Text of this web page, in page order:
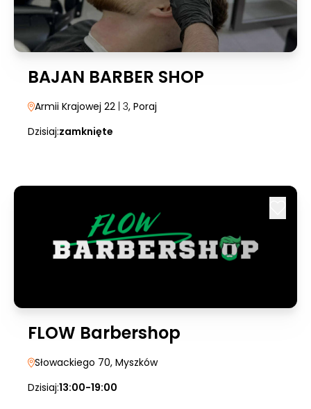
BAJAN BARBER SHOP
Armii Krajowej 22 | 3, Poraj
Dzisiaj:zamknięte
FLOW Barbershop
Słowackiego 70, Myszków
Dzisiaj:13:00-19:00